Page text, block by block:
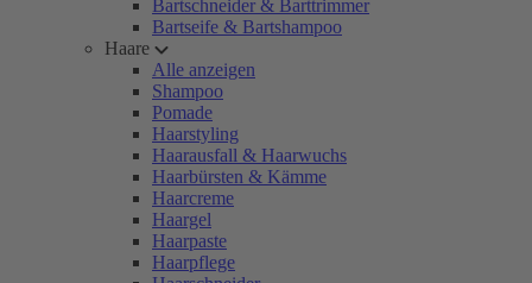
Bartschneider & Barttrimmer
Bartseife & Bartshampoo
Haare
Alle anzeigen
Shampoo
Pomade
Haarstyling
Haarausfall & Haarwuchs
Haarbürsten & Kämme
Haarcreme
Haargel
Haarpaste
Haarpflege